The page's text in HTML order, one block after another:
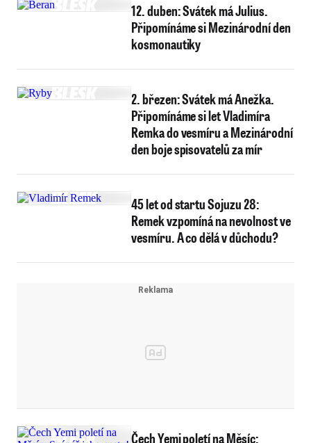
12. duben: Svátek má Julius.
Připomínáme si Mezinárodní den
kosmonautiky
2. březen: Svátek má Anežka.
Připomínáme si let Vladimíra
Remka do vesmíru a Mezinárodní
den boje spisovatelů za mír
45 let od startu Sojuzu 28:
Remek vzpomíná na nevolnost ve
vesmíru. A co dělá v důchodu?
Čech Yemi poletí na Měsíc: